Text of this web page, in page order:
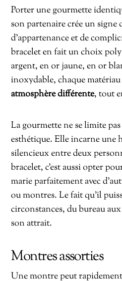
Porter une gourmette
son partenaire crée un signe
d’appartenance et de
bracelet en fait un choix
argent, en or jaune, en or
inoxydable, chaque
atmosphère différente, tout
La gourmette ne se limite
esthétique. Elle incarne une
silencieux entre deux
bracelet, c’est aussi opter
marie parfaitement avec
ou montres. Le fait qu’il
circonstances, du bureau
son attrait.
Montres assorties
Une montre peut